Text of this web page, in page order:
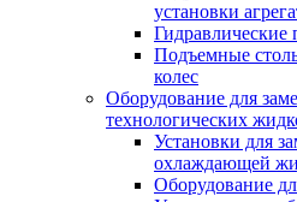
установки
Гидравлические
Подъемные
колес
Оборудование для
технологических
Установки для
охлаждающей
Оборудование